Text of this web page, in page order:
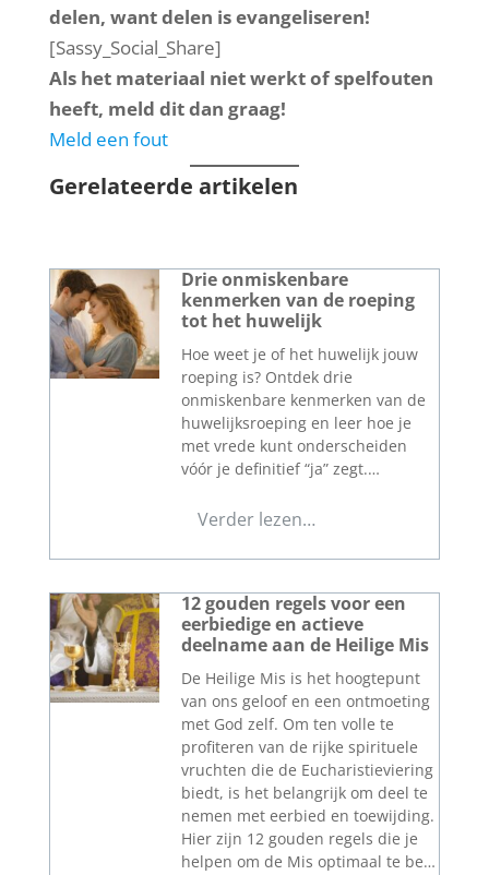
delen, want delen is evangeliseren!
[Sassy_Social_Share]
Als het materiaal niet werkt of spelfouten
heeft, meld dit dan graag!
Meld een fout
Gerelateerde artikelen
Drie onmiskenbare
kenmerken van de roeping
tot het huwelijk
Hoe weet je of het huwelijk jouw
roeping is? Ontdek drie
onmiskenbare kenmerken van de
huwelijksroeping en leer hoe je
met vrede kunt onderscheiden
vóór je definitief “ja” zegt.…
Verder lezen…
12 gouden regels voor een
eerbiedige en actieve
deelname aan de Heilige Mis
De Heilige Mis is het hoogtepunt
van ons geloof en een ontmoeting
met God zelf. Om ten volle te
profiteren van de rijke spirituele
vruchten die de Eucharistieviering
biedt, is het belangrijk om deel te
nemen met eerbied en toewijding.
Hier zijn 12 gouden regels die je
helpen om de Mis optimaal te be…